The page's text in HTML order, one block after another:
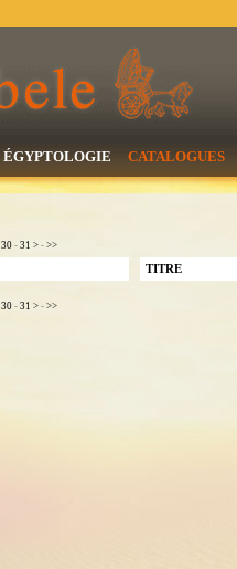
ÉGYPTOLOGIE CATALOGUES
30 - 31 > - >>
TITRE
30 - 31 > - >>